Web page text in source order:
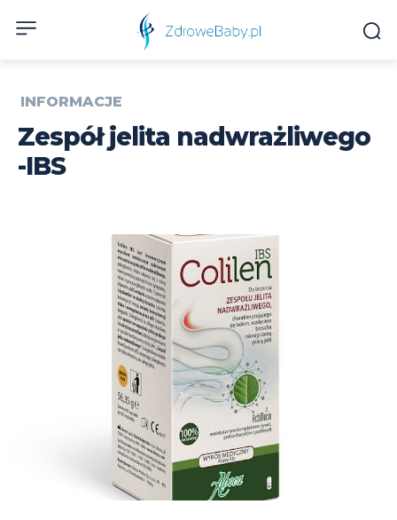
INFORMACJE
Zespół jelita nadwrażliwego
-IBS